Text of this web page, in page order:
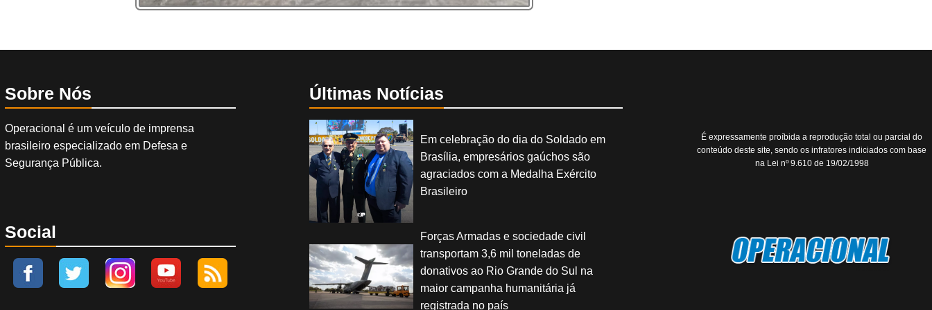
Sobre Nós
Operacional é um veículo de imprensa
brasileiro especializado em Defesa e
Segurança Pública.
Social
Últimas Notícias
Em celebração do dia do Soldado em
Brasília, empresários gaúchos são
agraciados com a Medalha Exército
Brasileiro
Forças Armadas e sociedade civil
transportam 3,6 mil toneladas de
donativos ao Rio Grande do Sul na
maior campanha humanitária já
registrada no país
É expressamente proíbida a reprodução total ou parcial do
conteúdo deste site, sendo os infratores indiciados com base
na Lei nº 9.610 de 19/02/1998